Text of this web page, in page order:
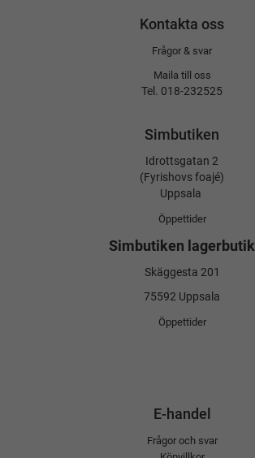
Kontakta oss
Frågor & svar
Maila till oss
Tel. 018-232525
Simbutiken
Idrottsgatan 2
(Fyrishovs foajé)
Uppsala
Öppettider
Simbutiken lagerbutik
Skäggesta 201
75592 Uppsala
Öppettider
E-handel
Frågor och svar